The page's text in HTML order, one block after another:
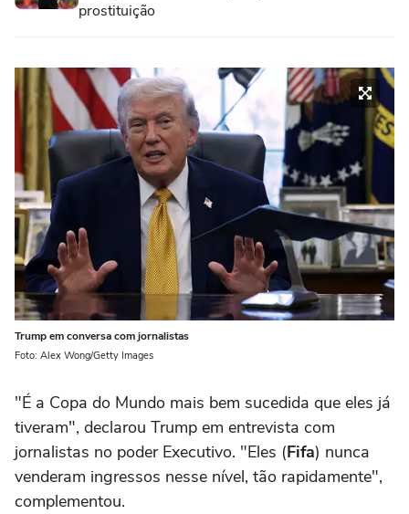
prostituição
Trump em conversa com jornalistas
Foto: Alex Wong/Getty Images
"É a Copa do Mundo mais bem sucedida que eles já
tiveram", declarou Trump em entrevista com
jornalistas no poder Executivo. "Eles (Fifa) nunca
venderam ingressos nesse nível, tão rapidamente",
complementou.